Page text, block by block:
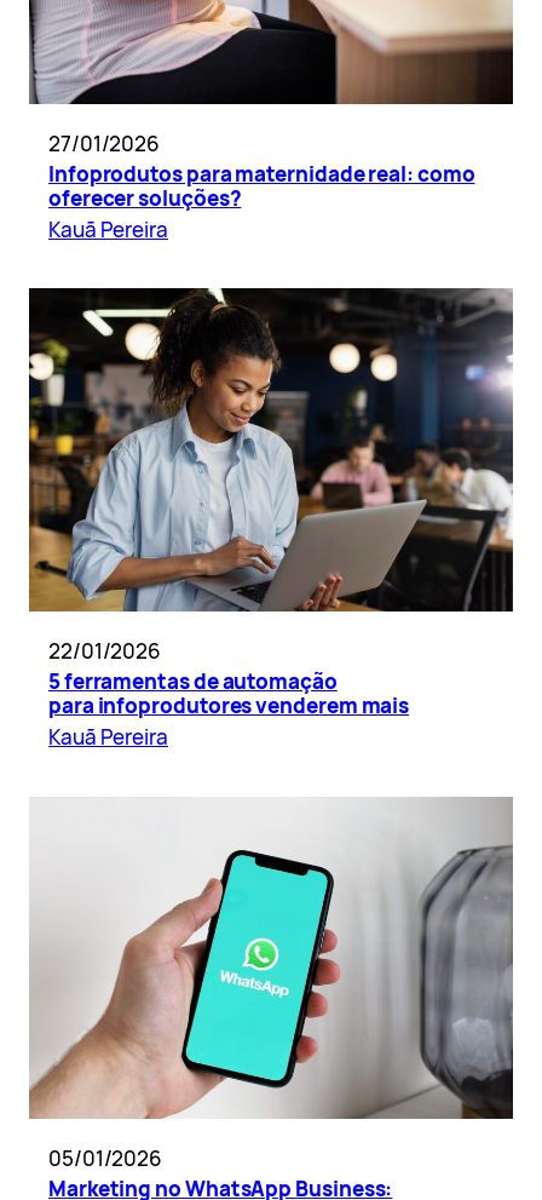
27/01/2026
Infoprodutos para maternidade real: como
oferecer soluções?
Kauã Pereira
22/01/2026
5 ferramentas de automação
para infoprodutores venderem mais
Kauã Pereira
05/01/2026
Marketing no WhatsApp Business: